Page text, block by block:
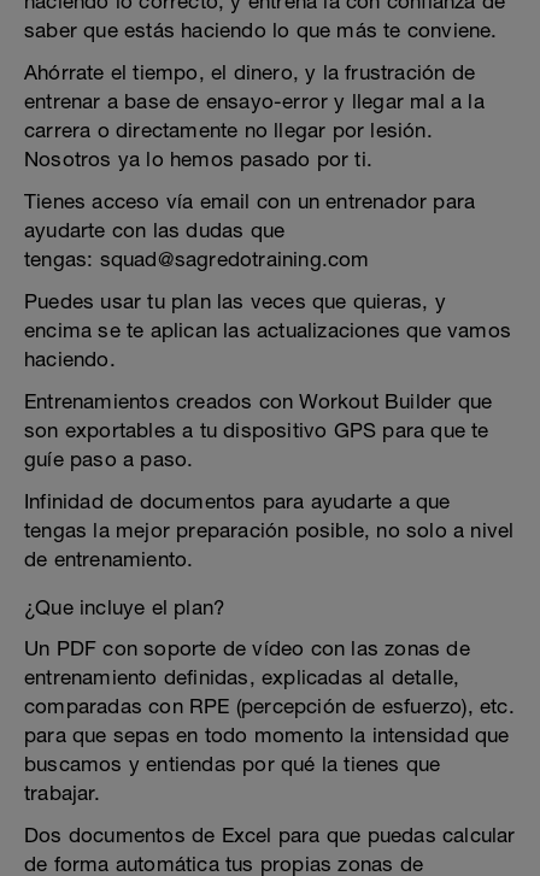
saber que estás haciendo lo que más te conviene.
Ahórrate el tiempo, el dinero, y la frustración de
entrenar a base de ensayo-error y llegar mal a la
carrera o directamente no llegar por lesión.
Nosotros ya lo hemos pasado por ti.
Tienes acceso vía email con un entrenador para
ayudarte con las dudas que
tengas: squad@sagredotraining.com
Puedes usar tu plan las veces que quieras, y
encima se te aplican las actualizaciones que vamos
haciendo.
Entrenamientos creados con Workout Builder que
son exportables a tu dispositivo GPS para que te
guíe paso a paso.
Infinidad de documentos para ayudarte a que
tengas la mejor preparación posible, no solo a nivel
de entrenamiento.
¿Que incluye el plan?
Un PDF con soporte de vídeo con las zonas de
entrenamiento definidas, explicadas al detalle,
comparadas con RPE (percepción de esfuerzo), etc.
para que sepas en todo momento la intensidad que
buscamos y entiendas por qué la tienes que
trabajar.
Dos documentos de Excel para que puedas calcular
de forma automática tus propias zonas de